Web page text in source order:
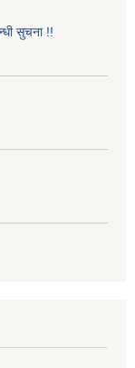
सुचना !!